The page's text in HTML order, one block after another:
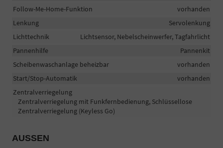
Follow-Me-Home-Funktion
vorhanden
Lenkung
Servolenkung
Lichttechnik
Lichtsensor, Nebelscheinwerfer, Tagfahrlicht
Pannenhilfe
Pannenkit
Scheibenwaschanlage beheizbar
vorhanden
Start/Stop-Automatik
vorhanden
Zentralverriegelung
Zentralverriegelung mit Funkfernbedienung, Schlüssellose
Zentralverriegelung (Keyless Go)
AUSSEN